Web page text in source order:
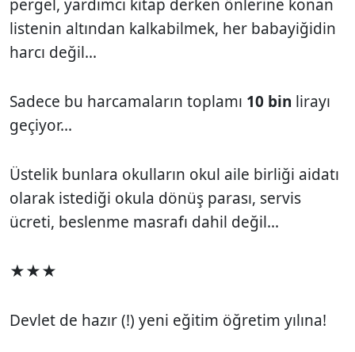
pergel, yardımcı kitap derken önlerine konan
listenin altından kalkabilmek, her babayiğidin
harcı değil...
Sadece bu harcamaların toplamı 10 bin lirayı
geçiyor...
Üstelik bunlara okulların okul aile birliği aidatı
olarak istediği okula dönüş parası, servis
ücreti, beslenme masrafı dahil değil...
★★★
Devlet de hazır (!) yeni eğitim öğretim yılına!